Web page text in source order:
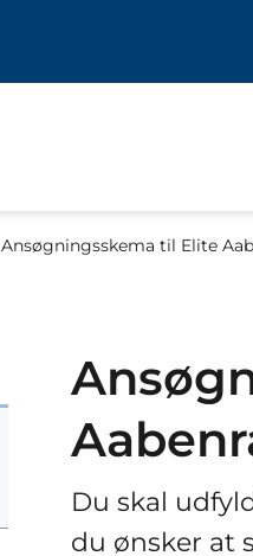
Ansøgningsskema til Elite
Du skal
du ønsker at